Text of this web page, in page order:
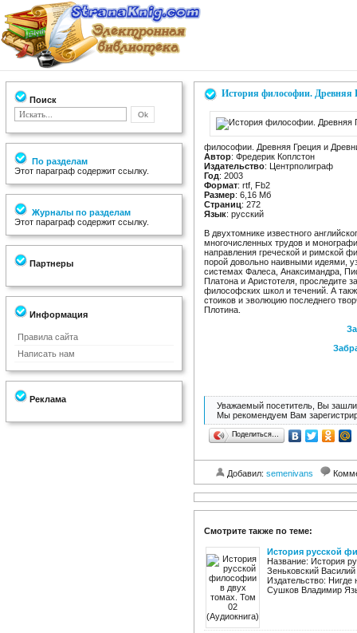
Поиск
По разделам
Этот параграф содержит ссылку.
Журналы по разделам
Этот параграф содержит ссылку.
Партнеры
Информация
Правила сайта
Написать нам
Реклама
История философии. Древняя
философии. Древняя Греция и
Автор: Фредерик Коплстон
Издательство: Центрполиграф
Год: 2003
Формат: rtf, Fb2
Размер: 6,16 Мб
Страниц: 272
Язык: русский
В двухтомнике известного
многочисленных трудов и
направления греческой и римской
порой довольно наивными идеями,
системах Фалеса, Анаксимандра,
Платона и Аристотеля, проследите
философских школ и течений. А
стоиков и эволюцию последнего
Плотина.
Уважаемый посетитель, Вы зашли
Мы рекомендуем Вам
Поделиться…
Добавил: semenivans
Смотрите также по теме:
История русской
Название: История
Зеньковский
Издательство: Нигде
Сушков Владимир